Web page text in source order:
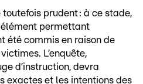
prudent : à ce stade,
élément permettant
été commis en raison de
L’enquête,
d’instruction, devra
exactes et les intentions des